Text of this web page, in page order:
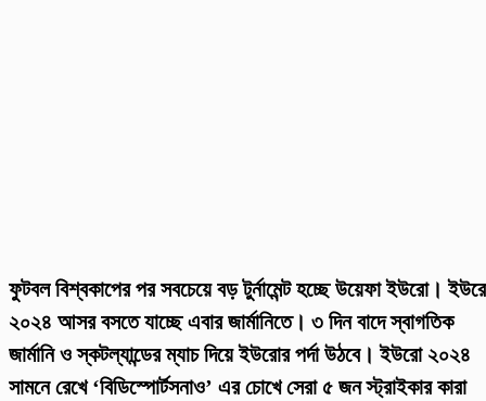
ফুটবল বিশ্বকাপের পর সবচেয়ে বড় টুর্নামেন্ট হচ্ছে উয়েফা ইউরো।
২০২৪ আসর বসতে যাচ্ছে এবার জার্মানিতে। ৩ দিন বাদে স্বাগতিক
জার্মানি ও স্কটল্যান্ডের ম্যাচ দিয়ে ইউরোর পর্দা উঠবে। ইউরো ২০২৪
সামনে রেখে ‘বিডিস্পোর্টসনাও’ এর চোখে সেরা ৫ জন স্ট্রাইকার কারা